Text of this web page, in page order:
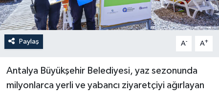
Paylaş A- A+
Antalya Büyükşehir Belediyesi, yaz sezonunda
milyonlarca yerli ve yabancı ziyaretçiyi ağırlayan